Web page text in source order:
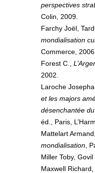
perspectives
Colin, 2009.
Farchy Joël,
mondialisation
Commerce, 2006.
Forest C.,
2002.
Laroche
et les majors
désenchantée
éd., Paris,
Mattelart Armand,
mondialisation ,
Miller Toby,
Maxwell